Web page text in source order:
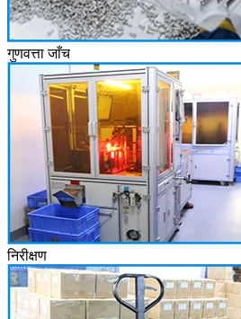
गुणवत्ता जाँच
निरीक्षण